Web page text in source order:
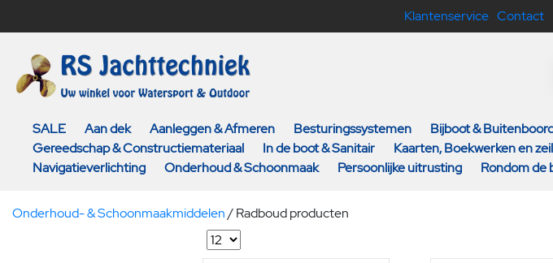
Klantenservice Contact
SALE Aan dek Aanleggen & Afmeren Besturingssystemen Bijboot &
Gereedschap & Constructiemateriaal
In de boot & Sanitair Kaarten, Boekwerken en
Navigatieverlichting
Onderhoud & Schoonmaak Persoonlijke uitrusting Rondom de
Onderhoud- & Schoonmaakmiddelen/Radboud producten